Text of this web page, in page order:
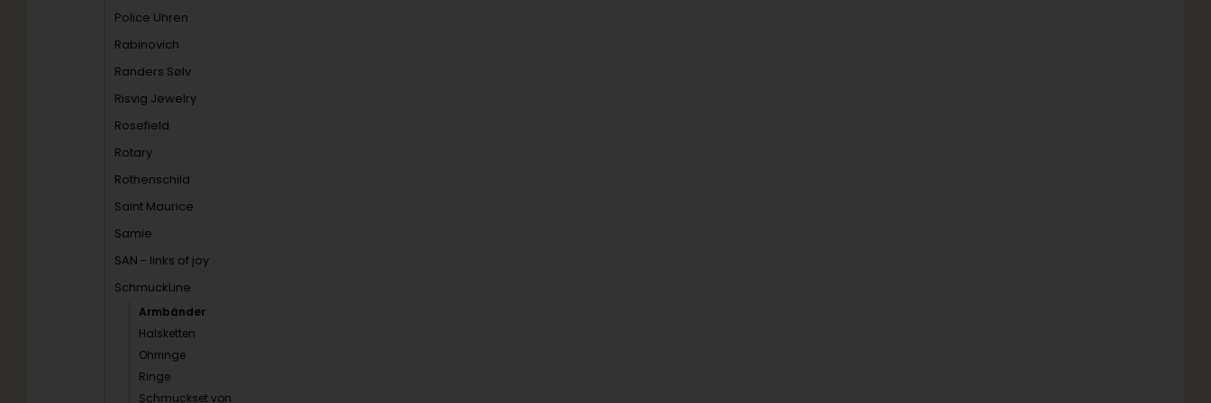
Police Uhren
Rabinovich
Randers Sølv
Risvig Jewelry
Rosefield
Rotary
Rothenschild
Saint Maurice
Samie
SAN - links of joy
SchmuckLine
Armbänder
Halsketten
Ohrringe
Ringe
Schmuckset von